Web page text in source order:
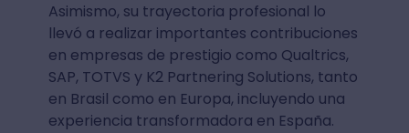
Asimismo, su trayectoria profesional lo
llevó a realizar importantes contribuciones
en empresas de prestigio como Qualtrics,
SAP, TOTVS y K2 Partnering Solutions, tanto
en Brasil como en Europa, incluyendo una
experiencia transformadora en España.